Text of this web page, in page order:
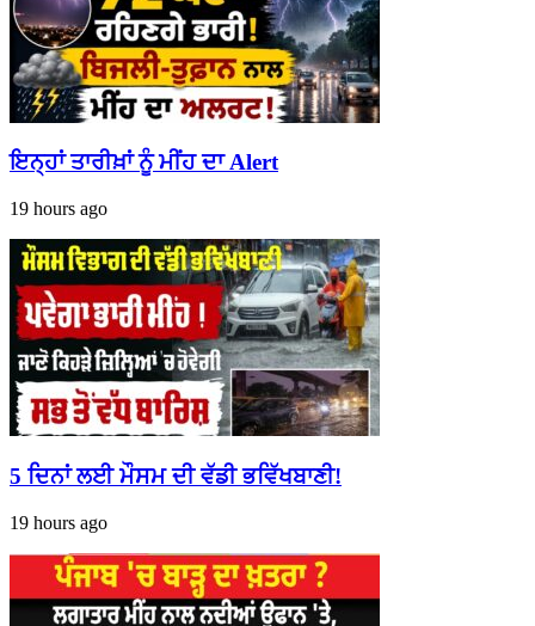
ਇਨ੍ਹਾਂ ਤਾਰੀਖ਼ਾਂ ਨੂੰ ਮੀਂਹ ਦਾ Alert
19 hours ago
5 ਦਿਨਾਂ ਲਈ ਮੌਸਮ ਦੀ ਵੱਡੀ ਭਵਿੱਖਬਾਣੀ!
19 hours ago